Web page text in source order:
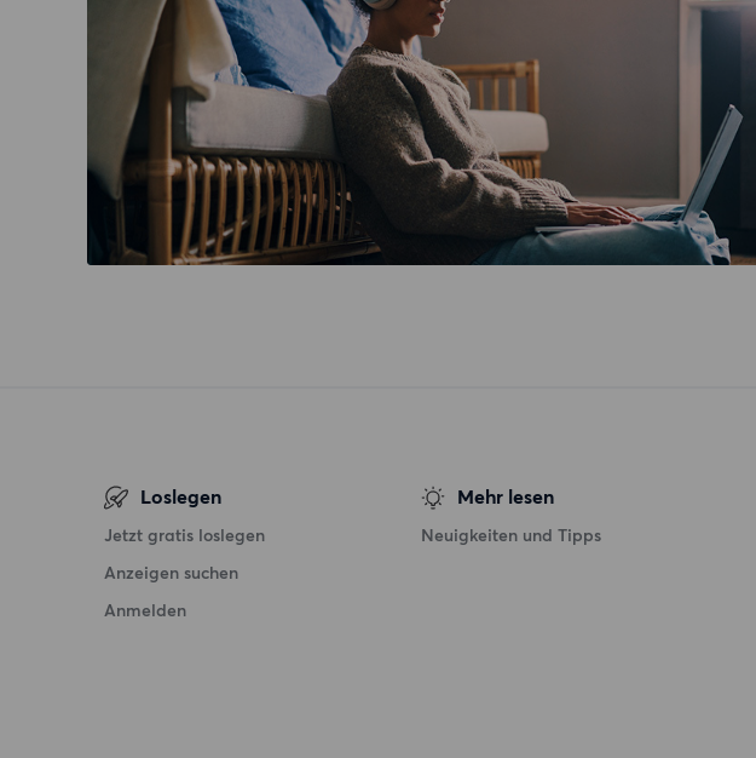
Loslegen
Jetzt gratis loslegen
Anzeigen suchen
Anmelden
Mehr lesen
Neuigkeiten und Tipps